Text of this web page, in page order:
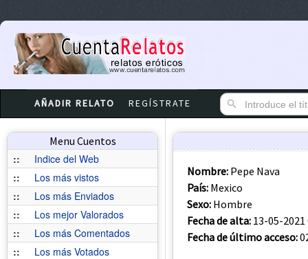
AÑADIR RELATO REGÍSTRATE
Menu Cuentos
::
Indice del Web
::
Los más vistos
::
Los más Enviados
::
Los mejor Valorados
::
Los más Comentados
::
Los más Votados
Nombre: Pepe Nava
País: Mexico
Sexo: Hombre
Fecha de alta: 13-05-2021
Fecha de último acceso: